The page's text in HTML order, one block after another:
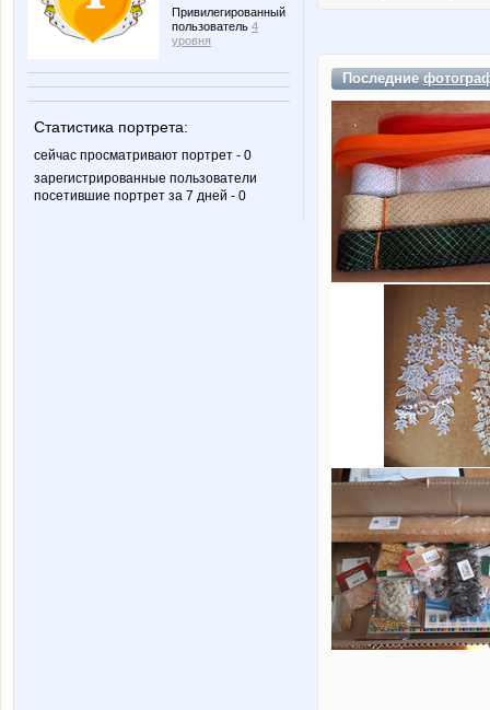
Привилегированный
пользователь 4
уровня
Статистика портрета:
сейчас просматривают портрет - 0
зарегистрированные пользователи
посетившие портрет за 7 дней - 0
Последние